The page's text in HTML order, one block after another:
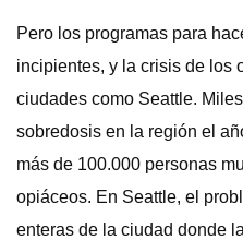
Pero los programas para
incipientes, y la crisis de los
ciudades como Seattle.
sobredosis en la región el
más de 100.000 personas
opiáceos. En Seattle, el
enteras de la ciudad donde